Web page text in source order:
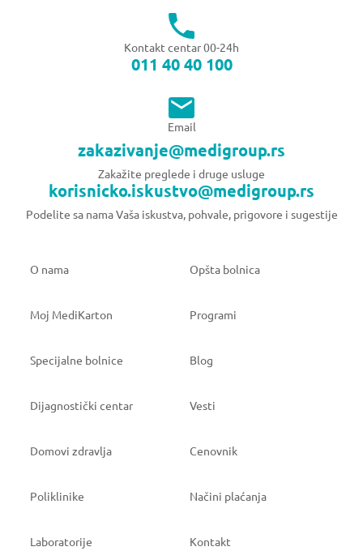
Kontakt centar 00-24h
011 40 40 100
Email
zakazivanje@medigroup.rs
Zakažite preglede i druge usluge
korisnicko.iskustvo@medigroup.rs
Podelite sa nama Vaša iskustva, pohvale, prigovore i sugestije
O nama Opšta bolnica
Moj MediKarton Programi
Specijalne bolnice Blog
Dijagnostički centar Vesti
Domovi zdravlja Cenovnik
Poliklinike Načini plaćanja
Laboratorije Kontakt